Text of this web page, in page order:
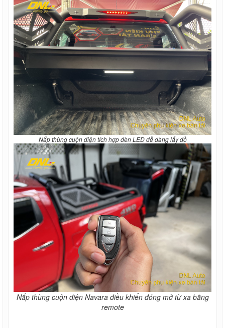
Nắp thùng cuộn điện tích hợp đèn LED dễ dàng lấy đồ
Nắp thùng cuộn điện Navara điều khiển đóng mở từ xa bằng
remote